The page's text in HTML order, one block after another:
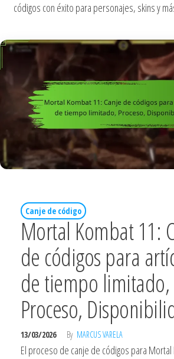
códigos con éxito para personajes, skins y
Canje de código
Mortal Kombat 11:
de códigos para
de tiempo limitado,
Proceso,
13/03/2026 By MARCUS VARELA
El proceso de canje de códigos para Mortal